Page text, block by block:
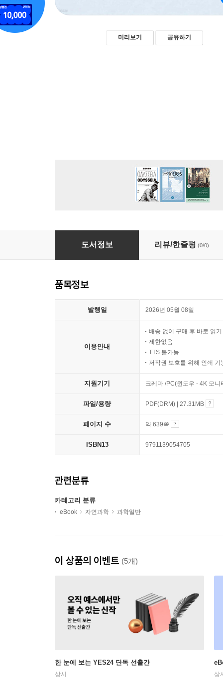
미리보기 공유하기
블루수소 LNG SMR Pilot Plant
도서정보 리뷰/한줄평 (0/0)
품목정보
발행일 2026년 05월 08일
이용안내
배송 없이 구매 후 바로 읽기
제한없음
TTS 불가능
저작권 보호를 위해 인쇄 기
지원기기 크레마 /PC(윈도우 - 4K 모
파일/용량 PDF(DRM) | 27.31MB
페이지 수 약 639쪽
ISBN13 9791139054705
관련분류
카테고리 분류
eBook 자연과학 과학일반
이 상품의 이벤트 (5개)
한 눈에 보는 YES24 단독 선출간
상시 상